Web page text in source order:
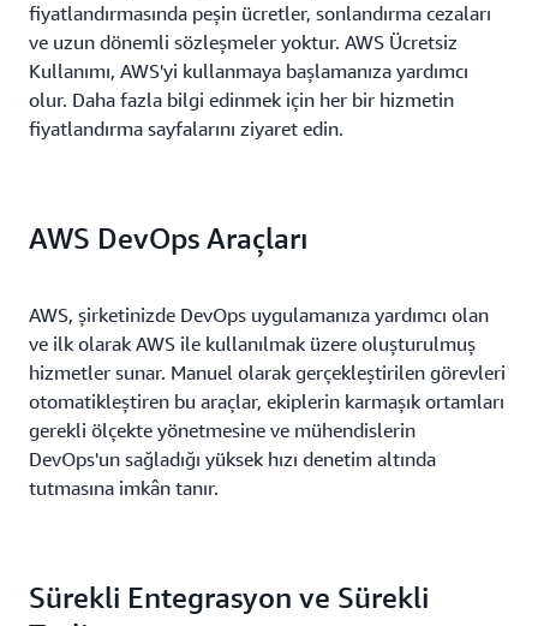
fiyatlandırmasında peşin ücretler, sonlandırma cezaları
ve uzun dönemli sözleşmeler yoktur. AWS Ücretsiz
Kullanımı, AWS'yi kullanmaya başlamanıza yardımcı
olur. Daha fazla bilgi edinmek için her bir hizmetin
fiyatlandırma sayfalarını ziyaret edin.
AWS DevOps Araçları
AWS, şirketinizde DevOps uygulamanıza yardımcı olan
ve ilk olarak AWS ile kullanılmak üzere oluşturulmuş
hizmetler sunar. Manuel olarak gerçekleştirilen görevleri
otomatikleştiren bu araçlar, ekiplerin karmaşık ortamları
gerekli ölçekte yönetmesine ve mühendislerin
DevOps'un sağladığı yüksek hızı denetim altında
tutmasına imkân tanır.
Sürekli Entegrasyon ve Sürekli